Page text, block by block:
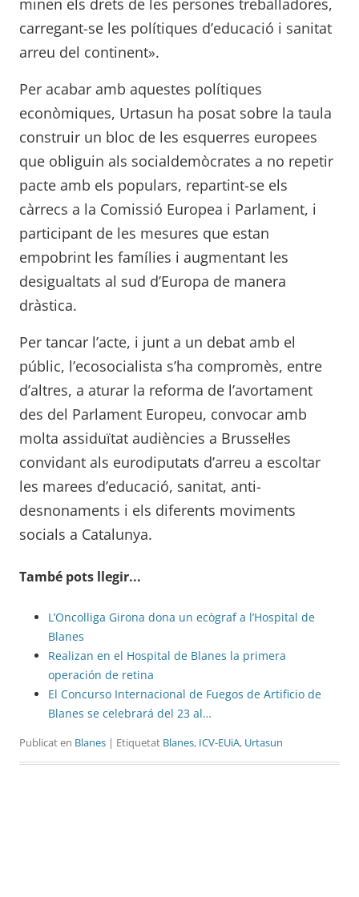
minen els drets de les persones treballadores,
carregant-se les polítiques d’educació i sanitat
arreu del continent».
Per acabar amb aquestes polítiques
econòmiques, Urtasun ha posat sobre la taula
construir un bloc de les esquerres europees
que obliguin als socialdemòcrates a no repetir
pacte amb els populars, repartint-se els
càrrecs a la Comissió Europea i Parlament, i
participant de les mesures que estan
empobrint les famílies i augmentant les
desigualtats al sud d’Europa de manera
dràstica.
Per tancar l’acte, i junt a un debat amb el
públic, l’ecosocialista s’ha compromès, entre
d’altres, a aturar la reforma de l’avortament
des del Parlament Europeu, convocar amb
molta assiduïtat audiències a Brussel·les
convidant als eurodiputats d’arreu a escoltar
les marees d’educació, sanitat, anti-
desnonaments i els diferents moviments
socials a Catalunya.
També pots llegir...
L’Oncolliga Girona dona un ecògraf a l’Hospital de
Blanes
Realizan en el Hospital de Blanes la primera
operación de retina
El Concurso Internacional de Fuegos de Artificio de
Blanes se celebrará del 23 al…
Publicat en Blanes | Etiquetat Blanes, ICV-EUiA, Urtasun